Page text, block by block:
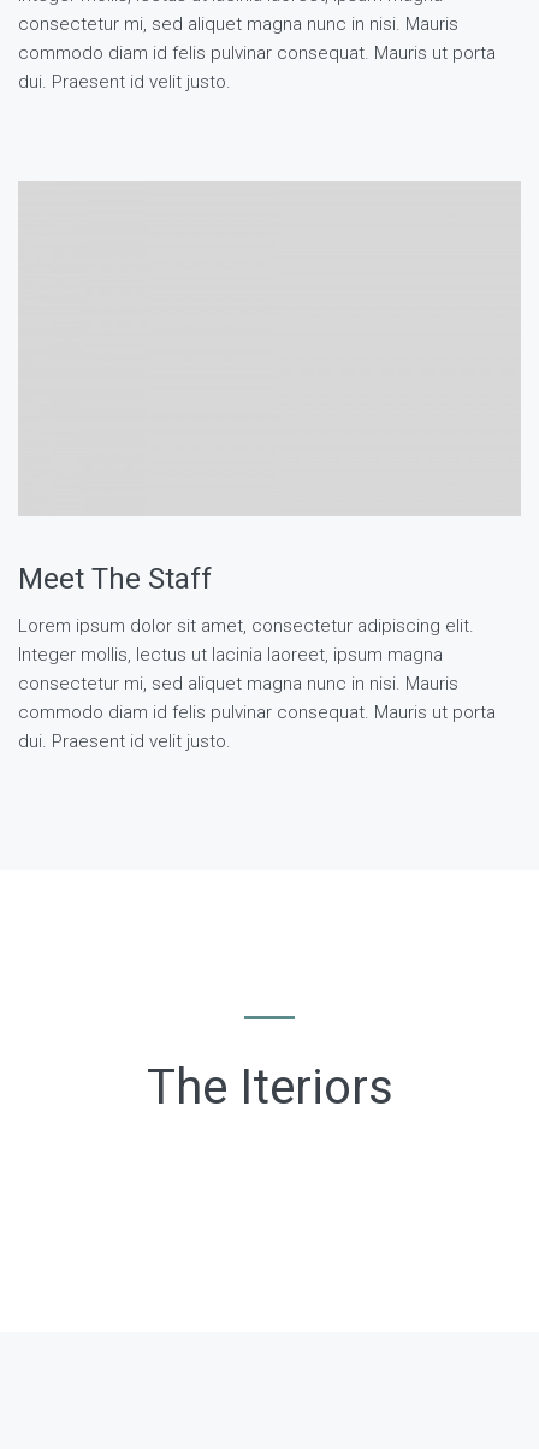
consectetur mi, sed aliquet magna nunc in nisi. Mauris
commodo diam id felis pulvinar consequat. Mauris ut porta
dui. Praesent id velit justo.
Meet The Staff
Lorem ipsum dolor sit amet, consectetur adipiscing elit.
Integer mollis, lectus ut lacinia laoreet, ipsum magna
consectetur mi, sed aliquet magna nunc in nisi. Mauris
commodo diam id felis pulvinar consequat. Mauris ut porta
dui. Praesent id velit justo.
The Iteriors